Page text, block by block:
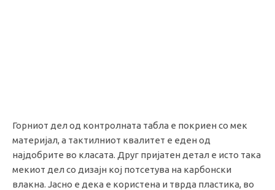
Горниот дел од контролната табла е покриен со мек
материјал, а тактилниот квалитет е еден од
најдобрите во класата. Друг пријатен детал е исто така
мекиот дел со дизајн кој потсетува на карбонски
влакна. Јасно е дека е користена и тврда пластика, во